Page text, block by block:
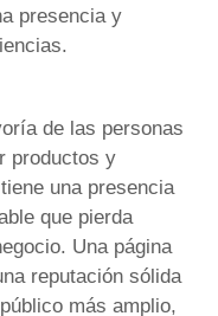
presencia y
de las personas
productos y
una presencia
que pierda
Una página
reputación sólida
más amplio,